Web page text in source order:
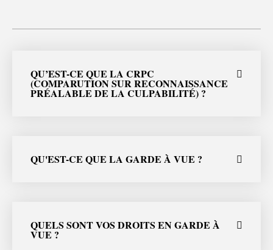
QU’EST-CE QUE LA CRPC
(COMPARUTION SUR RECONNAISSANCE
PRÉALABLE DE LA CULPABILITÉ) ?
QU'EST-CE QUE LA GARDE À VUE ?
QUELS SONT VOS DROITS EN GARDE À
VUE ?